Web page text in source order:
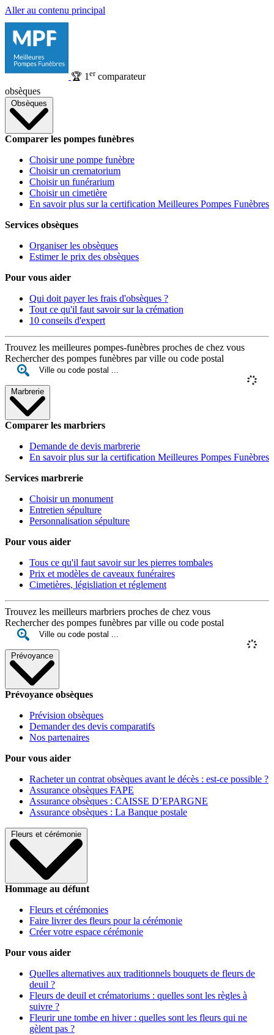
Aller au contenu principal
🏆 1 ercomparateur
obsèques
Obsèques
Comparer les pompes funèbres
Choisir une pompe funèbre
Choisir un crematorium
Choisir un funérarium
Choisir un cimetière
En savoir plus sur la certification Meilleures Pompes Funèbres
Services obsèques
Organiser les obsèques
Estimer le prix des obsèques
Pour vous aider
Qui doit payer les frais d'obsèques ?
Tout ce qu'il faut savoir sur la crémation
10 conseils d'expert
Trouvez les meilleures pompes-funèbres proches de chez vous
Rechercher des pompes funèbres par ville ou code postal
Marbrerie
Comparer les marbriers
Demande de devis marbrerie
En savoir plus sur la certification Meilleures Pompes Funèbres
Services marbrerie
Choisir un monument
Entretien sépulture
Personnalisation sépulture
Pour vous aider
Tous ce qu'il faut savoir sur les pierres tombales
Prix et modèles de caveaux funéraires
Cimetières, législiation et réglement
Trouvez les meilleurs marbriers proches de chez vous
Rechercher des pompes funèbres par ville ou code postal
Prévoyance
Prévoyance obsèques
Prévision obsèques
Demander des devis comparatifs
Nos partenaires
Pour vous aider
Racheter un contrat obsèques avant le décès : est-ce possible ?
Assurance obsèques FAPE
Assurance obsèques : CAISSE D’EPARGNE
Assurance obsèques : La Banque postale
Fleurs et cérémonie
Hommage au défunt
Fleurs et cérémonies
Faire livrer des fleurs pour la cérémonie
Créer votre espace cérémonie
Pour vous aider
Quelles alternatives aux traditionnels bouquets de fleurs de
deuil ?
Fleurs de deuil et crématoriums : quelles sont les règles à
suivre ?
Fleurir une tombe en hiver : quelles sont les fleurs qui ne
gèlent pas ?